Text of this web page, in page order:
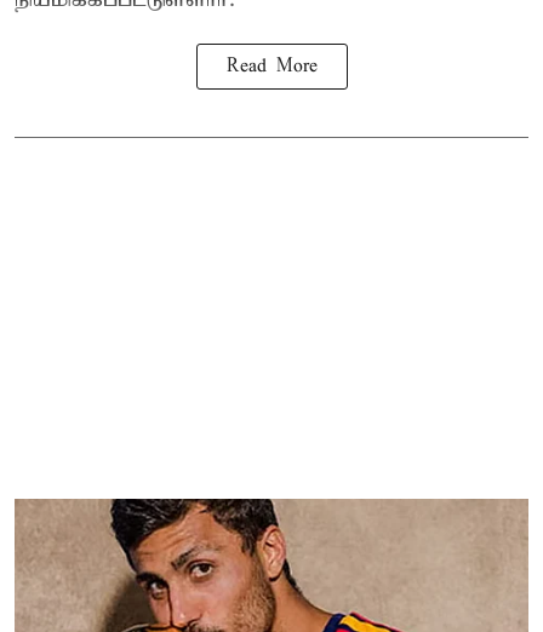
Read More